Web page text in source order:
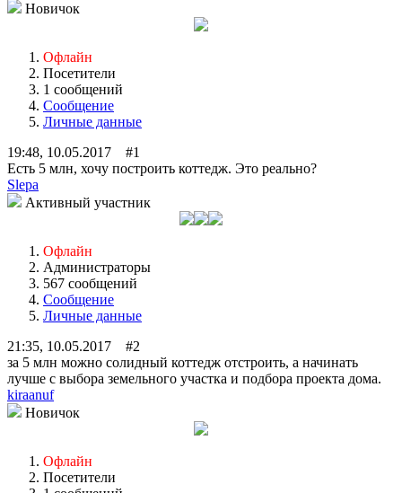
Новичок
Офлайн
Посетители
1 сообщений
Сообщение
Личные данные
19:48, 10.05.2017 #1
Есть 5 млн, хочу построить коттедж. Это реально?
Slepa
Активный участник
Офлайн
Администраторы
567 сообщений
Сообщение
Личные данные
21:35, 10.05.2017 #2
за 5 млн можно солидный коттедж отстроить, а начинать
лучше с выбора земельного участка и подбора проекта дома.
kiraanuf
Новичок
Офлайн
Посетители